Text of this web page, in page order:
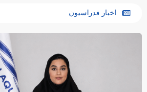
اخبار فدراسیون